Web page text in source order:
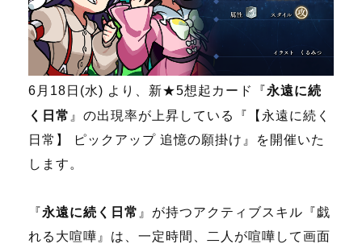
6月18日(水) より、新★5想起カード『永遠に続
く日常 』の出現率が上昇している『【永遠に続く
日常】 ピックアップ 追憶の願掛け』を開催いた
します。
『永遠に続く日常 』が持つアクティブスキル『戯
れる大喧嘩』は、一定時間、二人が喧嘩して画面